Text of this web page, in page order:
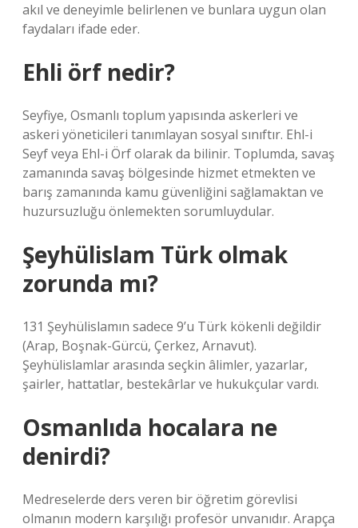
akıl ve deneyimle belirlenen ve bunlara uygun olan
faydaları ifade eder.
Ehli örf nedir?
Seyfiye, Osmanlı toplum yapısında askerleri ve
askeri yöneticileri tanımlayan sosyal sınıftır. Ehl-i
Seyf veya Ehl-i Örf olarak da bilinir. Toplumda, savaş
zamanında savaş bölgesinde hizmet etmekten ve
barış zamanında kamu güvenliğini sağlamaktan ve
huzursuzluğu önlemekten sorumluydular.
Şeyhülislam Türk olmak
zorunda mı?
131 Şeyhülislamın sadece 9’u Türk kökenli değildir
(Arap, Boşnak-Gürcü, Çerkez, Arnavut).
Şeyhülislamlar arasında seçkin âlimler, yazarlar,
şairler, hattatlar, bestekârlar ve hukukçular vardı.
Osmanlıda hocalara ne
denirdi?
Medreselerde ders veren bir öğretim görevlisi
olmanın modern karşılığı profesör unvanıdır. Arapça